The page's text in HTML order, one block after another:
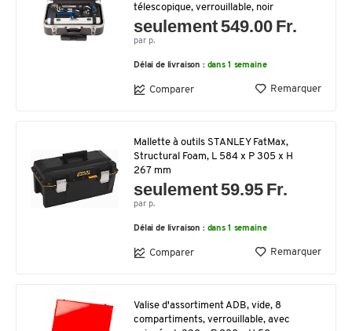
télescopique, verrouillable, noir
seulement 549.00 Fr.
par p.
Délai de livraison : dans 1 semaine
Comparer Remarquer
Mallette à outils STANLEY FatMax,
Structural Foam, L 584 x P 305 x H
267 mm
seulement 59.95 Fr.
par p.
Délai de livraison : dans 1 semaine
Comparer Remarquer
Valise d'assortiment ADB, vide, 8
compartiments, verrouillable, avec